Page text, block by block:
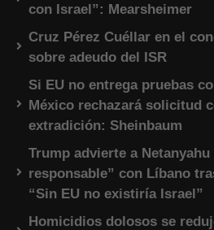
con Israel”: Mearsheimer
Cruz Pérez Cuéllar en el
sobre adeudo del ISR
Si EU no entrega pruebas
México rechazará solicitud
extradición: Sheinbaum
Trump advierte a
responsable” con Líbano
“Sin EU no existiría Israel”
Homicidios dolosos se